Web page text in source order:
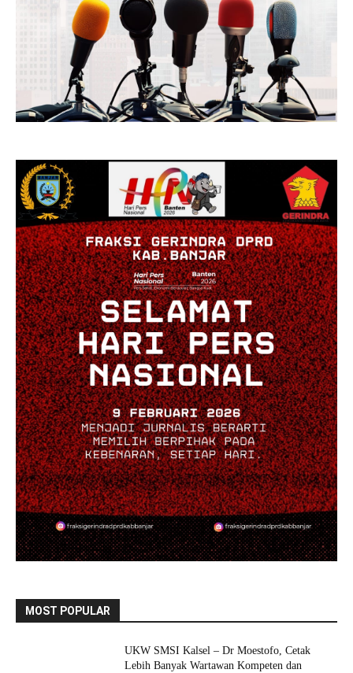
MOST POPULAR
UKW SMSI Kalsel – Dr Moestofo, Cetak
Lebih Banyak Wartawan Kompeten dan